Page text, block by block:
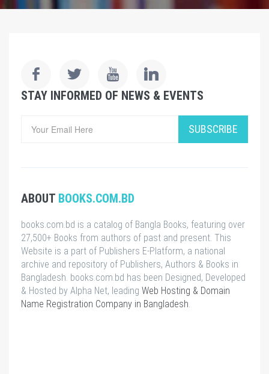
STAY INFORMED OF NEWS & EVENTS
SUBSCRIBE
ABOUT BOOKS.COM.BD
books.com.bd is a catalog of Bangla Books, featuring over
27,500+ Books from authors of past and present. This
Website is a part of Publishers E-Platform, a national
archive and repository of Publishers, Authors & Books in
Bangladesh. books.com.bd has been Designed, Developed
& Hosted by Alpha Net, leading Web Hosting & Domain
Name Registration Company in Bangladesh.